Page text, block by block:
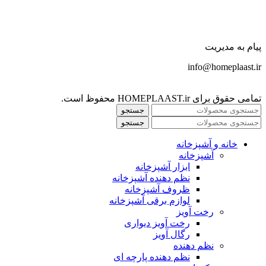
پیام به مدیریت
info@homeplaast.ir
تمامی حقوق برای HOMEPLAAST.ir محفوظ است.
جستجو
جستجو
خانه و آشپزخانه
آشپزخانه
ابزار آشپزخانه
نظم دهنده آشپزخانه
ظروف آشپزخانه
لوازم برقی آشپزخانه
رخت آویز
رخت آویز دیواری
رگال آویز
نظم دهنده
نظم دهنده پارچه ای